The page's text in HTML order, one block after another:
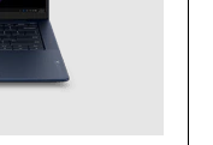
最大12TOPS NPU